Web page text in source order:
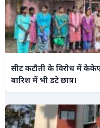
सीट कटौती के विरोध में
बारिश में भी डटे छात्र।